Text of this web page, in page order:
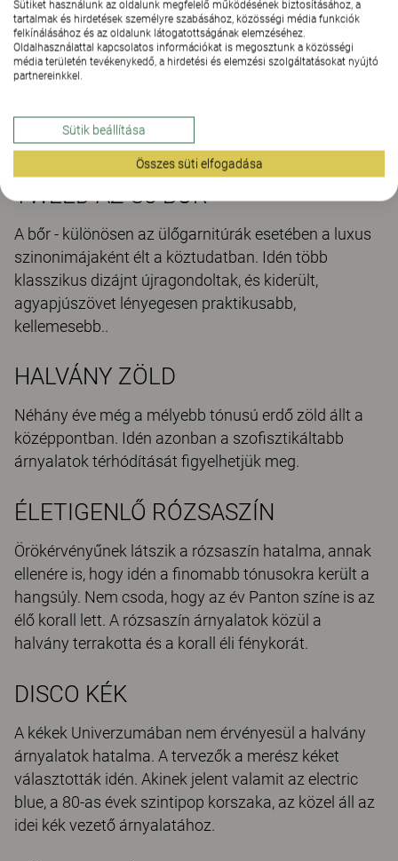
Közösségi bútorok
TWEED AZ ÚJ BŐR
A bőr - különösen az ülőgarnitúrák esetében a luxus
szinonimájaként élt a köztudatban. Idén több
klasszikus dizájnt újragondoltak, és kiderült,
agyapjúszövet lényegesen praktikusabb,
kellemesebb..
HALVÁNY ZÖLD
Néhány éve még a mélyebb tónusú erdő zöld állt a
középpontban. Idén azonban a szofisztikáltabb
árnyalatok térhódítását figyelhetjük meg.
ÉLETIGENLŐ RÓZSASZÍN
Örökérvényűnek látszik a rózsaszín hatalma, annak
ellenére is, hogy idén a finomabb tónusokra került a
hangsúly. Nem csoda, hogy az év Panton színe is az
élő korall lett. A rózsaszín árnyalatok közül a
halvány terrakotta és a korall éli fénykorát.
DISCO KÉK
A kékek Univerzumában nem érvényesül a halvány
árnyalatok hatalma. A tervezők a merész kéket
választották idén. Akinek jelent valamit az electric
blue, a 80-as évek szintipop korszaka, az közel áll az
idei kék vezető árnyalatához.
Sütiket használunk az oldalunk megfelelő működésének biztosításához, a
tartalmak és hirdetések személyre szabásához, közösségi média funkciók
felkínálásához és az oldalunk látogatottságának elemzéséhez.
Oldalhasználattal kapcsolatos információkat is megosztunk a közösségi
média területén tevékenykedő, a hirdetési és elemzési szolgáltatásokat nyújtó
partnereinkkel.
Sütik beállítása
Összes süti elfogadása